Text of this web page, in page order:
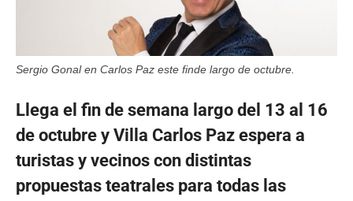
Sergio Gonal en Carlos Paz este finde largo de octubre.
Llega el fin de semana largo del 13 al 16
de octubre y Villa Carlos Paz espera a
turistas y vecinos con distintas
propuestas teatrales para todas las